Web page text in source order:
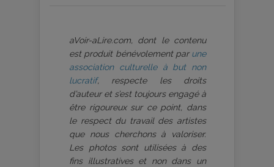
aVoir-aLire.com, dont le contenu
est produit bénévolement par une
association culturelle à but non
lucratif, respecte les droits
d’auteur et s’est toujours engagé à
être rigoureux sur ce point, dans
le respect du travail des artistes
que nous cherchons à valoriser.
Les photos sont utilisées à des
fins illustratives et non dans un